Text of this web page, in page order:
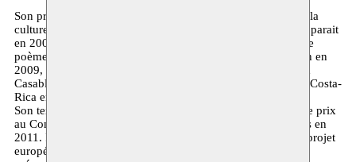
Son premier recueil de poèmes est édité par le Ministère de la
culture au Maroc. Une traduction française ‘Transparences’ parait
en 2006 aux éditions L’Arbre à Paroles à Liège. Son livre de
poèmes ‘Akrah al-hob’ est paru chez Dar Nahda à Beyrouth en
2009, puis dans une traduction française ‘Je hais l’amour’ à
Casablanca en février 2010 et espagnole ‘Odio el amor’ au Costa-
Rica en avril de la même année.
Son texte de théâtre ‘Bye Bye Gillo’ a remporté le deuxième prix
au Concours international du monodrame arabe des Emirats en
2011. Ensuite, il a été parmi trois textes sélectionnés par le projet
européen Dramaturgie arabe contemporaine. Il est monté et